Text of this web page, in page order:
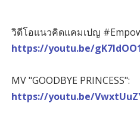
วิดีโอแนวคิดแคมเปญ
https://youtu.be/
MV "GOODBYE PRINCESS":
https://youtu.be/